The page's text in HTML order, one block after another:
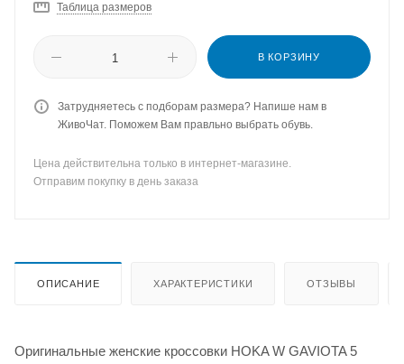
Таблица размеров
В КОРЗИНУ
Затрудняетесь с подборам размера? Напише нам в
ЖивоЧат. Поможем Вам правльно выбрать обувь.
Цена действительна только в интернет-магазине.
Отправим покупку в день заказа
ОПИСАНИЕ ХАРАКТЕРИСТИКИ ОТЗЫВЫ
Оригинальные женские кроссовки HOKA W GAVIOTA 5